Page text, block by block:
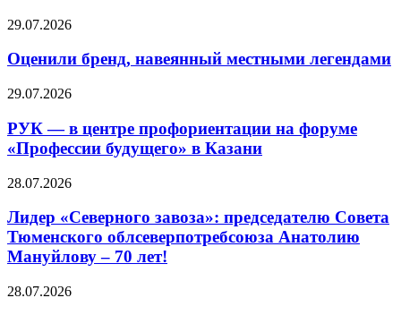
29.07.2026
Оценили бренд, навеянный местными легендами
29.07.2026
РУК — в центре профориентации на форуме
«Профессии будущего» в Казани
28.07.2026
Лидер «Северного завоза»: председателю Совета
Тюменского облсеверпотребсоюза Анатолию
Мануйлову – 70 лет!
28.07.2026